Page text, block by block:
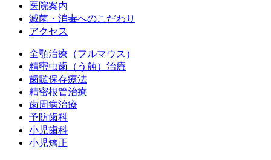
医院案内
滅菌・消毒へのこだわり
アクセス
全顎治療（フルマウス）
精密虫歯（う蝕）治療
歯髄保存療法
精密根管治療
歯周病治療
予防歯科
小児歯科
小児矯正